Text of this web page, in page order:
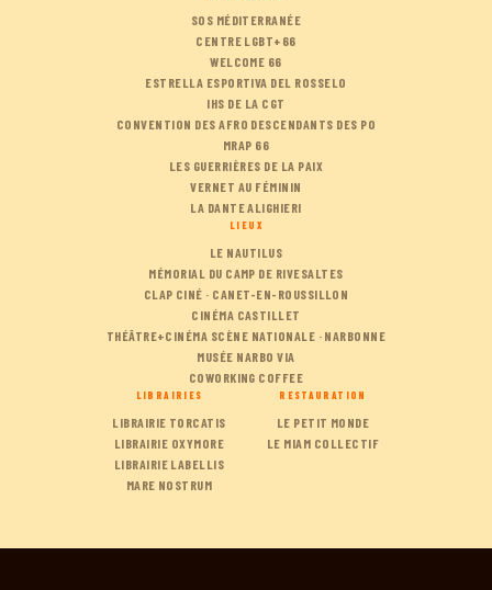
SOS MÉDITERRANÉE
CENTRE LGBT+66
WELCOME 66
ESTRELLA ESPORTIVA DEL ROSSELO
IHS DE LA CGT
CONVENTION DES AFRO DESCENDANTS DES PO
MRAP 66
LES GUERRIÈRES DE LA PAIX
VERNET AU FÉMININ
LA DANTE ALIGHIERI
LIEUX
LE NAUTILUS
MÉMORIAL DU CAMP DE RIVESALTES
CLAP CINÉ · CANET-EN-ROUSSILLON
CINÉMA CASTILLET
THÉÂTRE+CINÉMA SCÈNE NATIONALE · NARBONNE
MUSÉE NARBO VIA
COWORKING COFFEE
LIBRAIRIES
LIBRAIRIE TORCATIS
LIBRAIRIE OXYMORE
LIBRAIRIE LABELLIS
MARE NOSTRUM
RESTAURATION
LE PETIT MONDE
LE MIAM COLLECTIF